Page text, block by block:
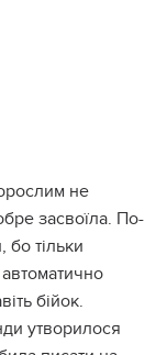
не
засвоїла. По-
бо тільки
бійок.
утворилося